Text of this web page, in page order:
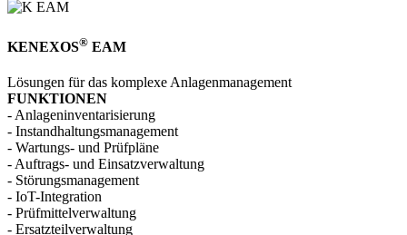
KENEXOS® EAM
Lösungen für das komplexe Anlagen­management
FUNKTIONEN
- Anlagen­inventari­sierung
- Instan­dhaltungsmanagement
- Wartungs- und Prüfpläne
- Auftrags- und Einsatzverwaltung
- Störungs­manage­ment
- IoT-Inte­gration
- Prüf­mittelverwaltung
- Ersatzteil­verwaltung